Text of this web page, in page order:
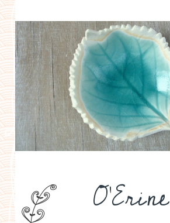
O'Erine
a propos
boutiques de créateurs
contact
politique de